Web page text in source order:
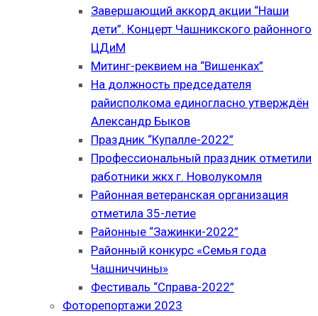
Завершающий аккорд акции “Наши
дети”. Концерт Чашникского районного
ЦДиМ
Митинг-реквием на “Вишенках”
На должность председателя
райисполкома единогласно утверждён
Александр Быков
Праздник “Купалле-2022”
Профессиональный праздник отметили
работники жкх г. Новолукомля
Районная ветеранская организация
отметила 35-летие
Районные “Зажинки-2022”
Районный конкурс «Семья года
Чашниччины»
Фестиваль “Справа-2022”
Фоторепортажи 2023